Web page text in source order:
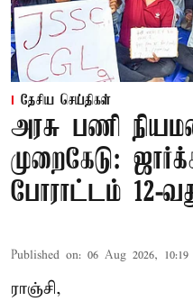
தேசிய செய்திகள்
அரசு பணி
முறைகேடு:
போராட்டம் 12-
Published on: 06 Aug 2026,
ராஞ்சி,